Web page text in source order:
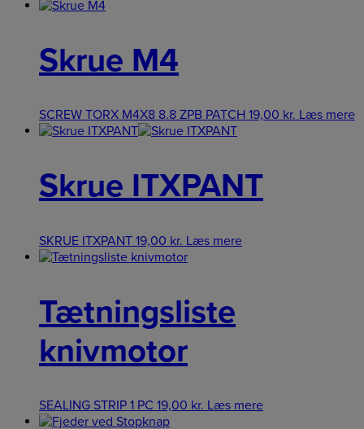
Skrue M4
SCREW TORX M4X8 8.8 ZPB PATCH 19,00 kr. Læs mere
Skrue ITXPANT
SKRUE ITXPANT 19,00 kr. Læs mere
Tætningsliste
knivmotor
SEALING STRIP 1 PC 19,00 kr. Læs mere